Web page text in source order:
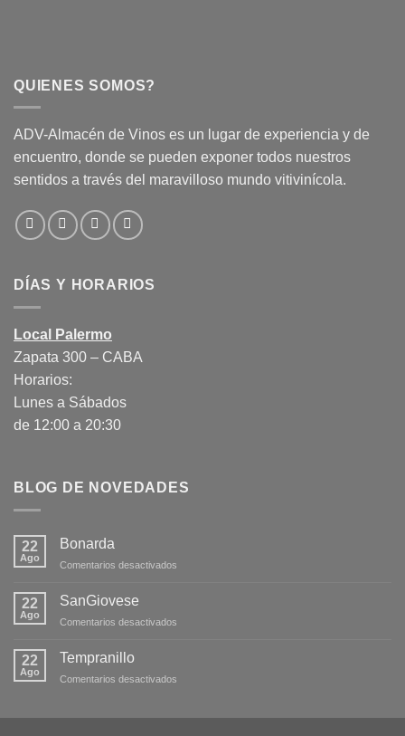
QUIENES SOMOS?
ADV-Almacén de Vinos es un lugar de experiencia y de
encuentro, donde se pueden exponer todos nuestros
sentidos a través del maravilloso mundo vitivinícola.
DÍAS Y HORARIOS
Local Palermo
Zapata 300 – CABA
Horarios:
Lunes a Sábados
de 12:00 a 20:30
BLOG DE NOVEDADES
22
Ago
Bonarda
Comentarios desactivados
22
Ago
SanGiovese
Comentarios desactivados
22
Ago
Tempranillo
Comentarios desactivados